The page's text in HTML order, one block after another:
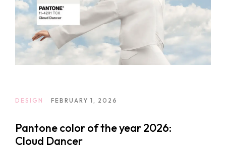
DESIGN FEBRUARY 1, 2026
Pantone color of the year 2026:
Cloud Dancer